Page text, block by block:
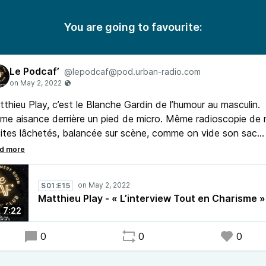
You are going to favourite:
Le Podcaf’ @lepodcaf@pod.urban-radio.com
Play, c’est le Blanche Gardin de l’humour au masculin.
aisance derrière un pied de micro. Même radioscopie de
lâchetés, balancée sur scène, comme on vide son sac
le psy. Matthieu est aussi l’un des derniers Rastas blancs.
conversion, en forme de rédemption, qu’il stoppa, nette, le
où il comprit que Bob Marley ne s’était pas réincarné en
Le Podcaf' de Matthieu Play, clap, c’est parti !
7:22
S01:E15
Matthieu Play - « L’interview Tout en Charisme »
0 0 0